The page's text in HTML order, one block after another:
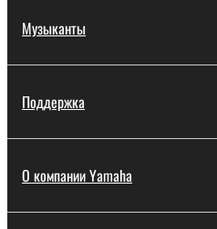
Музыканты
Поддержка
О компании Yamaha